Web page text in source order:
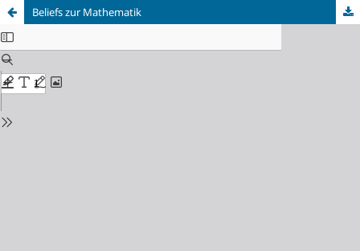
Beliefs zur Mathematik